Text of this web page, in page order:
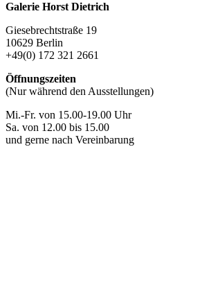
Galerie Horst Dietrich
Giesebrechtstraße 19
10629 Berlin
+49(0) 172 321 2661
Öffnungszeiten
(Nur während den Ausstellungen)
Mi.-Fr. von 15.00-19.00 Uhr
Sa. von 12.00 bis 15.00
und gerne nach Vereinbarung